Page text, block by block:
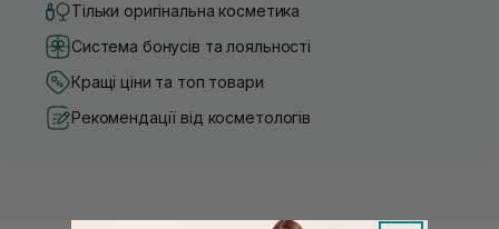
Тільки оригінальна косметика
Система бонусів та лояльності
Кращі ціни та топ товари
Рекомендації від косметологів